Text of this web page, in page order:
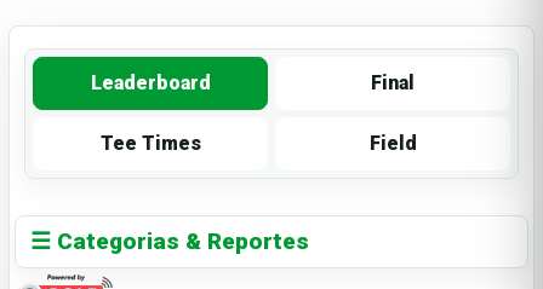
Leaderboard Final
Tee Times Field
☰ Categorias & Reportes